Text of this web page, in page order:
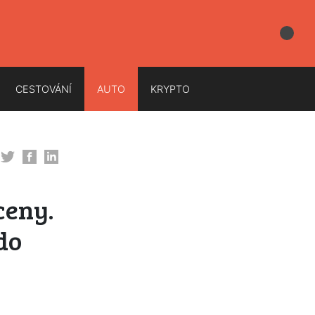
CESTOVÁNÍ AUTO KRYPTO